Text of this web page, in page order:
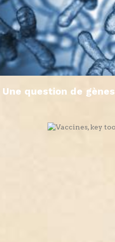
Une question de gènes